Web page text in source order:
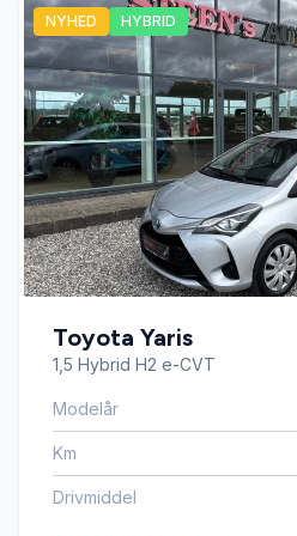
Automatisk nødbremse
Bakkamera
Dæktryksystem
El-ruder x4
El-spejle med varme
Fjernbetjent centrallås
Højdejusterbart førersæde
NYHED HYBRID
Toyota Yaris
1,5 Hybrid H2 e-CVT
Modelår
Km
Drivmiddel